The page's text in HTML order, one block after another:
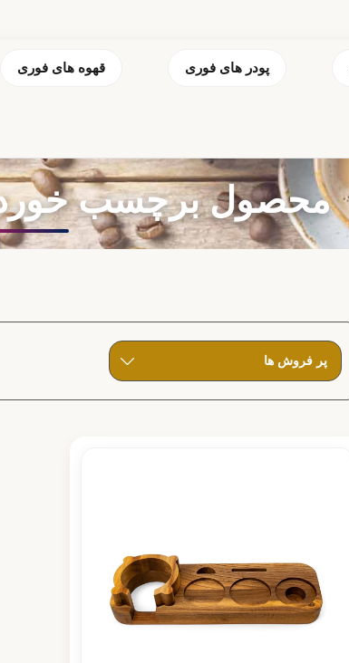
پودر های فوری قهوه های فوری
محصول برچسب خورده